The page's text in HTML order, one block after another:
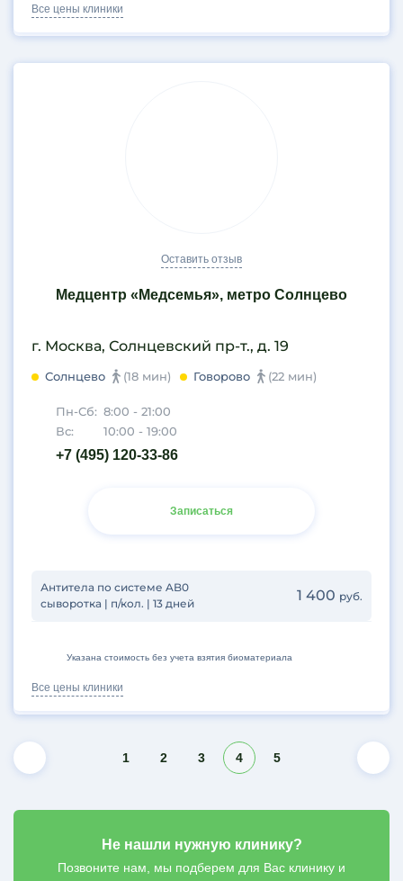
Все цены клиники
Оставить отзыв
Медцентр «Медсемья», метро Солнцево
г. Москва, Солнцевский пр-т., д. 19
Солнцево (18 мин) Говорово (22 мин)
Пн-Сб: 8:00 - 21:00
Вс:
10:00 - 19:00
+7 (495) 120-33-86
Записаться
Антитела по системе AB0
сыворотка | п/кол. | 13 дней
1 400 руб.
Все цены клиники
Указана стоимость без учета взятия биоматериала
1 2 3 4 5
Не нашли нужную клинику?
Позвоните нам, мы подберем для Вас клинику и